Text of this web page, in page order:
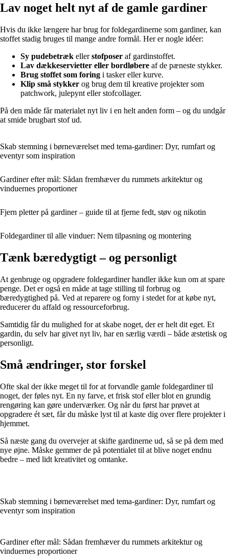
Lav noget helt nyt af de gamle gardiner
Hvis du ikke længere har brug for foldegardinerne som gardiner, kan
stoffet stadig bruges til mange andre formål. Her er nogle idéer:
Sy pudebetræk ellerstofposer af gardinstoffet.
Lav dækkeservietter eller bordløbere af de pæneste stykker.
Brug stoffet som foring i tasker eller kurve.
Klip små stykker og brug dem til kreative projekter som
patchwork, julepynt eller stofcollager.
På den måde får materialet nyt liv i en helt anden form – og du undgår
at smide brugbart stof ud.
Skab stemning i børneværelset med tema-gardiner: Dyr, rumfart og
eventyr som inspiration
Gardiner efter mål: Sådan fremhæver du rummets arkitektur og
vinduernes proportioner
Fjern pletter på gardiner – guide til at fjerne fedt, støv og nikotin
Foldegardiner til alle vinduer: Nem tilpasning og montering
Tænk bæredygtigt – og personligt
At genbruge og opgradere foldegardiner handler ikke kun om at spare
penge. Det er også en måde at tage stilling til forbrug og
bæredygtighed på. Ved at reparere og forny i stedet for at købe nyt,
reducerer du affald og ressourceforbrug.
Samtidig får du mulighed for at skabe noget, der er helt dit eget. Et
gardin, du selv har givet nyt liv, har en særlig værdi – både æstetisk og
personligt.
Små ændringer, stor forskel
Ofte skal der ikke meget til for at forvandle gamle foldegardiner til
noget, der føles nyt. En ny farve, et frisk stof eller blot en grundig
rengøring kan gøre underværker. Og når du først har prøvet at
opgradere ét sæt, får du måske lyst til at kaste dig over flere projekter i
hjemmet.
Så næste gang du overvejer at skifte gardinerne ud, så se på dem med
nye øjne. Måske gemmer de på potentialet til at blive noget endnu
bedre – med lidt kreativitet og omtanke.
Skab stemning i børneværelset med tema-gardiner: Dyr, rumfart og
eventyr som inspiration
Gardiner efter mål: Sådan fremhæver du rummets arkitektur og
vinduernes proportioner